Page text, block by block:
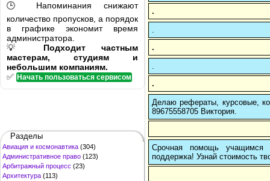
🕒 Напоминания снижают
количество пропусков, а порядок
в графике экономит время
администратора.
💡 Подходит частным
мастерам, студиям и
небольшим компаниям.
✅ Начать пользоваться сервисом
Разделы
Авиация и космонавтика (304)
Административное право (123)
Арбитражный процесс (23)
Архитектура (113)
.
.
.
Делаю рефераты, курсовые,
89675558705 Виктория.
Срочная помощь учащимся в
поддержка! Узнай стоимость